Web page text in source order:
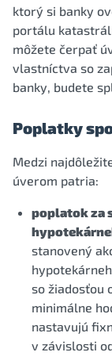
ktorý si banky
portálu
môžete čerpať
vlastníctva so
banky, budete
Poplatky
Medzi
úverom patria:
poplatok za
stanovený
so žiadosťou
minimálne
nastavujú
v závislosti